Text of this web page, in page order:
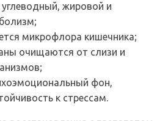
жировой и
микрофлора кишечника;
очищаются от слизи и
фон,
к стрессам.